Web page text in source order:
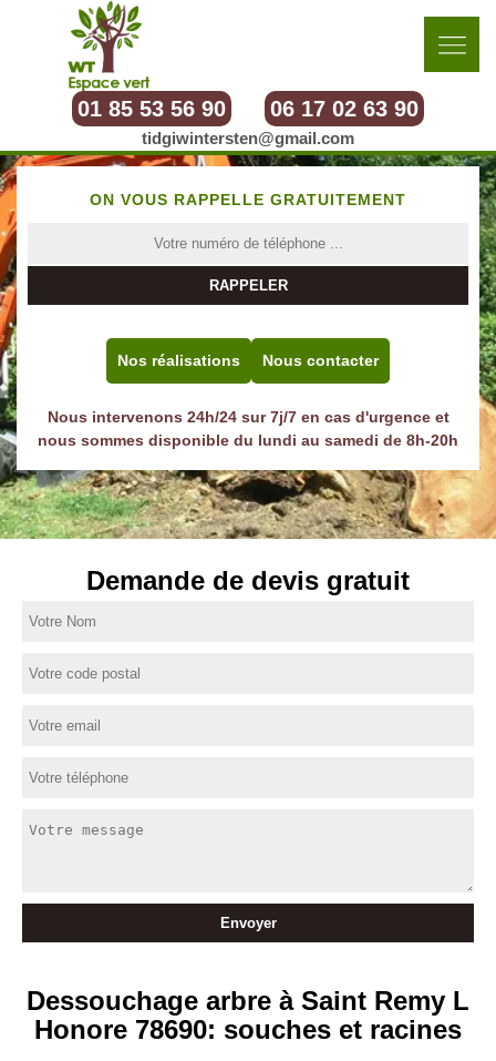
01 85 53 56 90 06 17 02 63 90
tidgiwintersten@gmail.com
ON VOUS RAPPELLE GRATUITEMENT
Nos réalisations Nous contacter
Nous intervenons 24h/24 sur 7j/7 en cas d'urgence et
nous sommes disponible du lundi au samedi de 8h-20h
Demande de devis gratuit
Dessouchage arbre à Saint Remy L
Honore 78690: souches et racines